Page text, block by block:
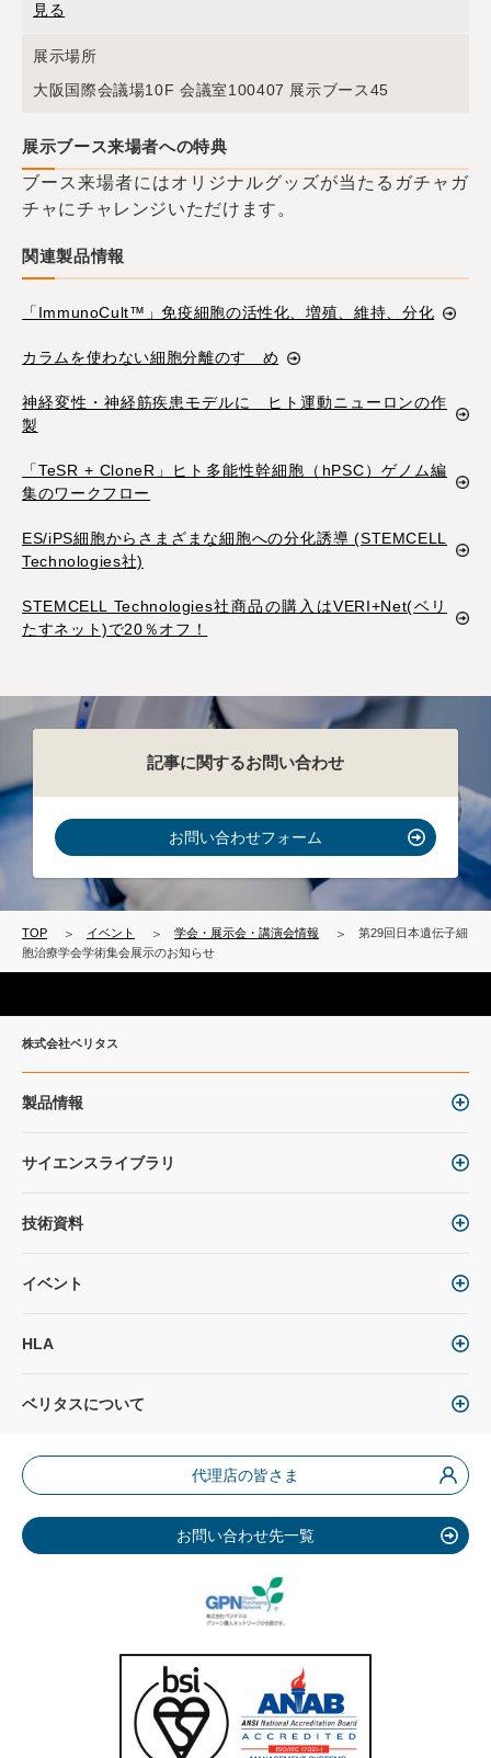
見る
展示場所
大阪国際会議場10F 会議室100407 展示ブース45
展示ブース来場者への特典
ブース来場者にはオリジナルグッズが当たるガチャガ
チャにチャレンジいただけます。
関連製品情報
「ImmunoCult™」免疫細胞の活性化、増殖、維持、分化
カラムを使わない細胞分離のすゝめ
神経変性・神経筋疾患モデルに ヒト運動ニューロンの作
製
「TeSR + CloneR」ヒト多能性幹細胞（hPSC）ゲノム編
集のワークフロー
ES/iPS細胞からさまざまな細胞への分化誘導 (STEMCELL
Technologies社)
STEMCELL Technologies社商品の購入はVERI+Net(ベリ
たすネット)で20％オフ！
記事に関するお問い合わせ
お問い合わせフォーム
TOP イベント 学会・展示会・講演会情報
第29回日本遺伝子細
胞治療学会学術集会展示のお知らせ
株式会社ベリタス
製品情報
サイエンスライブラリ
技術資料
イベント
HLA
ベリタスについて
代理店の皆さま
お問い合わせ先一覧